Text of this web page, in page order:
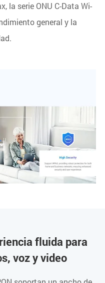
la serie ONU C-Data Wi-
general y la
fluida para
voz y video